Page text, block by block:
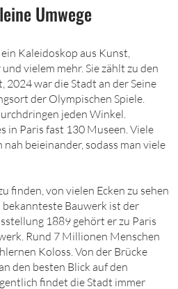
Umwege
Kaleidoskop aus Kunst,
vielem mehr. Sie zählt zu den
2024 war die Stadt an der Seine
der Olympischen Spiele.
jeden Winkel.
in Paris fast 130 Museen. Viele
beieinander, sodass man viele
finden, von vielen Ecken zu sehen
Bauwerk ist der
1889 gehört er zu Paris
Rund 7 Millionen Menschen
Koloss. Von der Brücke
den besten Blick auf den
findet die Stadt immer